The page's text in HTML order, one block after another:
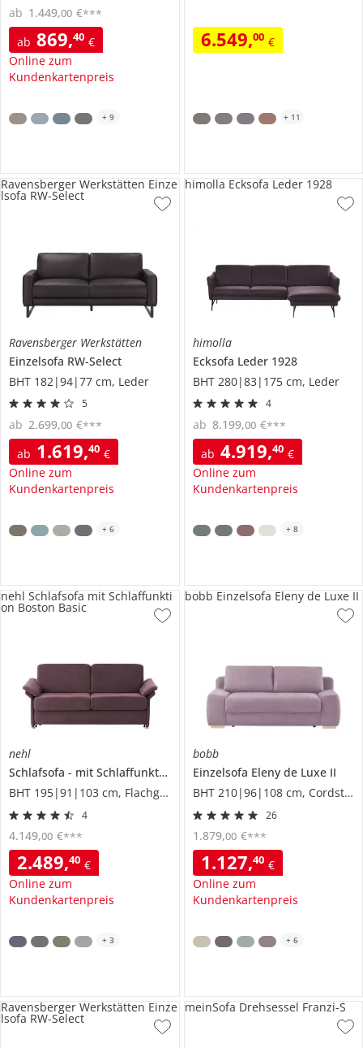
ab 869,40 €
Online zum
Kundenkartenpreis
ab 1.449,00 €***
+ 9
6.549,00 €
+ 11
Ravensberger Werkstätten
Einzelsofa RW-Select
BHT 182|94|77 cm, Leder
5
ab 1.619,40 €
Online zum
Kundenkartenpreis
ab 2.699,00 €***
Ravensberger Werkstätten Einze
lsofa RW-Select
+ 6
himolla
Ecksofa Leder 1928
BHT 280|83|175 cm, Leder
4
ab 4.919,40 €
Online zum
Kundenkartenpreis
ab 8.199,00 €***
himolla Ecksofa Leder 1928
+ 8
nehl
Schlafsofa
mit Schlaffunktion
Boston Basic
BHT 195|91|103 cm, Flachgewebe
4
2.489,40 €
Online zum
Kundenkartenpreis
4.149,00 €***
nehl Schlafsofa mit Schlaffunkti
on Boston Basic
+ 3
bobb
Einzelsofa Eleny de Luxe II
BHT 210|96|108 cm, Cordstoff
26
1.127,40 €
Online zum
Kundenkartenpreis
1.879,00 €***
bobb Einzelsofa Eleny de Luxe II
+ 6
Ravensberger Werkstätten Einze
lsofa RW-Select
meinSofa Drehsessel Franzi-S